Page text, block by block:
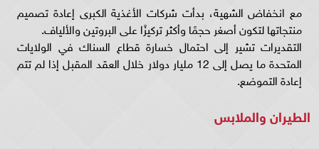
مع انخفاض الشهية، بدأت شركات الأغذية الكبرى إعادة تصميم
منتجاتها لتكون أصغر حجمًا وأكثر تركيزًا على البروتين والألياف.
التقديرات تشير إلى احتمال خسارة قطاع السناك في الولايات
المتحدة ما يصل إلى 12 مليار دولار خلال العقد المقبل إذا لم تتم
إعادة التموضع.
الطيران والملابس